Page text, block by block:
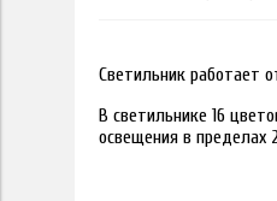
Светильник работает
В светильнике 16
освещения в пределах